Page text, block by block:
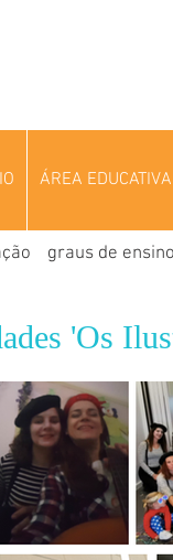
ÁREA EDUCATIVA
graus de
'Os